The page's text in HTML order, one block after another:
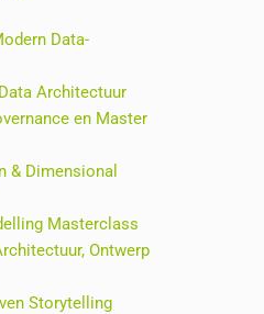
Data-
Architectuur
en Master
& Dimensional
Masterclass
Ontwerp
Storytelling